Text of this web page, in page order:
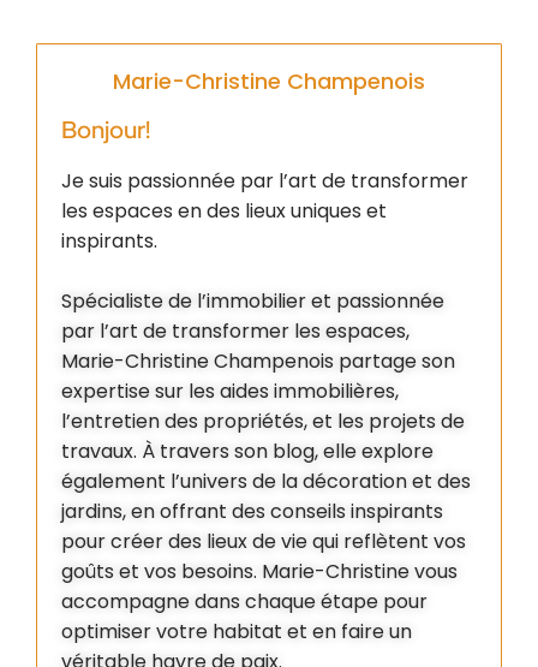
Marie-Christine Champenois
Bonjour!
Je suis passionnée par l’art de transformer
les espaces en des lieux uniques et
inspirants.
Spécialiste de l’immobilier et passionnée
par l’art de transformer les espaces,
Marie-Christine Champenois partage son
expertise sur les aides immobilières,
l’entretien des propriétés, et les projets de
travaux. À travers son blog, elle explore
également l’univers de la décoration et des
jardins, en offrant des conseils inspirants
pour créer des lieux de vie qui reflètent vos
goûts et vos besoins. Marie-Christine vous
accompagne dans chaque étape pour
optimiser votre habitat et en faire un
véritable havre de paix.